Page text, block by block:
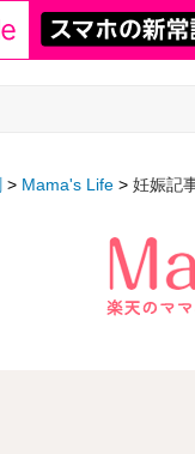
Mama's Life 妊娠記